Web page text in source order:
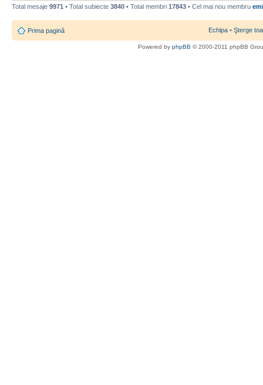
Total mesaje 9971 • Total subiecte 3840 • Total membri 17843 • Cel mai nou membru
Prima pagină Echipa • Şterge
Powered by phpBB © 2000-2011 phpBB